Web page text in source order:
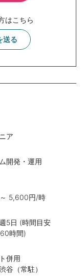
はこちら
送る
ア
開発・運用
5,600円/時
5日 (時間目安
時間)
併用
谷（常駐）